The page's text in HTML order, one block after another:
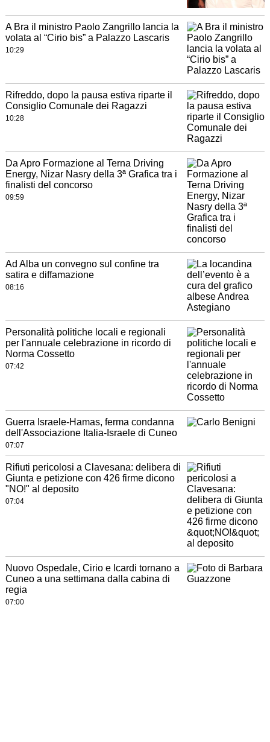
A Bra il ministro Paolo Zangrillo lancia la
volata al “Cirio bis” a Palazzo Lascaris
10:29
Rifreddo, dopo la pausa estiva riparte il
Consiglio Comunale dei Ragazzi
10:28
Da Apro Formazione al Terna Driving
Energy, Nizar Nasry della 3ª Grafica tra i
finalisti del concorso
09:59
Ad Alba un convegno sul confine tra
satira e diffamazione
08:16
Personalità politiche locali e regionali
per l'annuale celebrazione in ricordo di
Norma Cossetto
07:42
Guerra Israele-Hamas, ferma condanna
dell'Associazione Italia-Israele di Cuneo
07:07
Rifiuti pericolosi a Clavesana: delibera di
Giunta e petizione con 426 firme dicono
"NO!" al deposito
07:04
Nuovo Ospedale, Cirio e Icardi tornano a
Cuneo a una settimana dalla cabina di
regia
07:00